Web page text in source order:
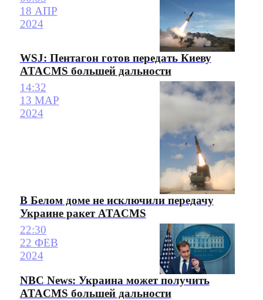
18 АПР
2024
WSJ: Пентагон готов передать Киеву
ATACMS большей дальности
14:32
13 МАР
2024
В Белом доме не исключили передачу
Украине ракет ATACMS
22:30
22 ФЕВ
2024
NBC News: Украина может получить
ATACMS большей дальности